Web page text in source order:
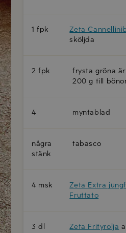
1 fpk
Zeta
sköljda
2 fpk
frysta gröna
200 g till
4 myntablad
några
stänk
tabasco
4 msk
Zeta Extra
Fruttato
3 dl Zeta Frityrolja